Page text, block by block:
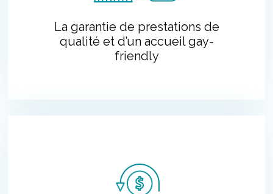
La garantie de prestations de
qualité et d’un accueil gay-
friendly